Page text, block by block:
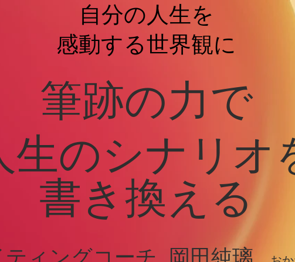
自分の人生を
感動する世界観に
筆跡の力で
生のシナリオ
書き換える
ィングコーチ 岡 田純璃